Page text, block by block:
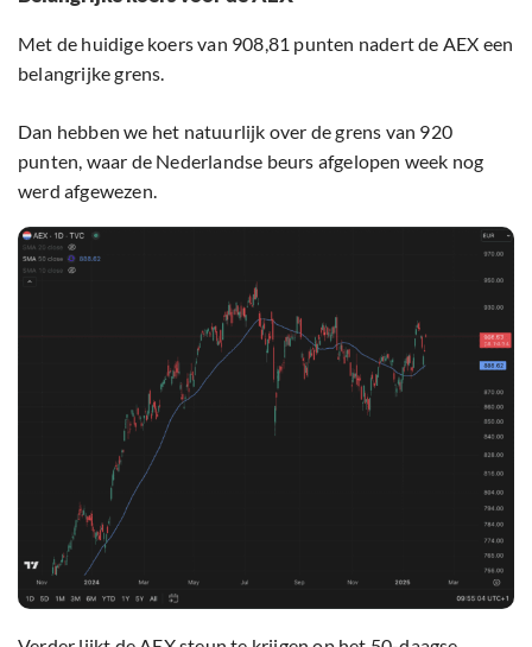
Met de huidige koers van 908,81 punten nadert de AEX een
belangrijke grens.
Dan hebben we het natuurlijk over de grens van 920
punten, waar de Nederlandse beurs afgelopen week nog
werd afgewezen.